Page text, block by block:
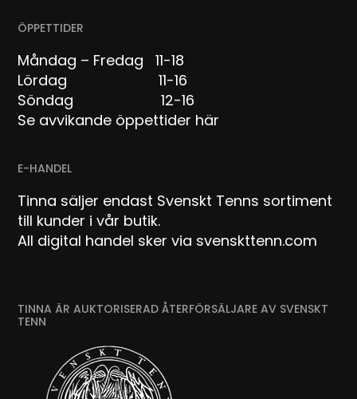
ÖPPETTIDER
Måndag – Fredag 11-18
Lördag 11-16
Söndag 12-16
Se avvikande öppettider här
E-HANDEL
Tinna säljer endast Svenskt Tenns sortiment
till kunder i vår butik.
All digital handel sker via svenskttenn.com
TINNA ÄR AUKTORISERAD ÅTERFÖRSÄLJARE AV SVENSKT
TENN